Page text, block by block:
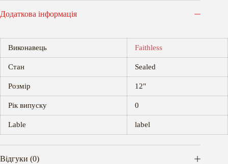
Додаткова інформація
Виконавець Faithless
Стан Sealed
Розмір 12"
Рік випуску 0
Lable label
Відгуки (0)